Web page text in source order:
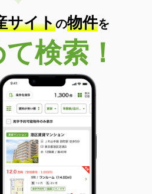
サイトの物件を
検索！